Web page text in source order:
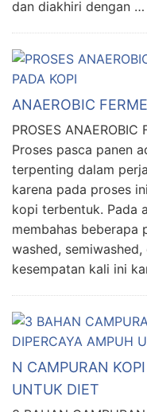
dan diakhiri dengan …
ANAEROBIC
PROSES ANAEROBIC
Proses pasca panen
terpenting dalam
karena pada proses
kopi terbentuk. Pada
membahas beberapa
washed,
kesempatan kali ini
N CAMPURAN
UNTUK DIET